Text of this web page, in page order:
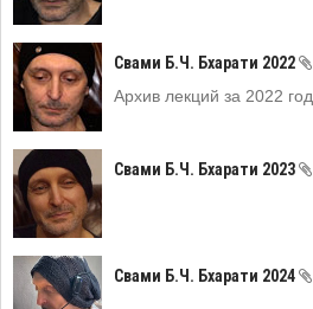
Свами Б.Ч. Бхарати 2022
Архив лекций за 2022 год
Свами Б.Ч. Бхарати 2023
Свами Б.Ч. Бхарати 2024